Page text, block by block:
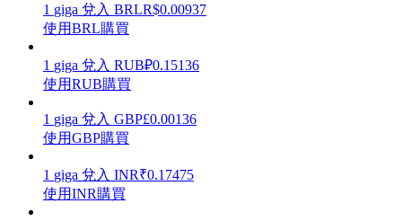
增值寶
1 giga 兌入 BRLR$0.00937
使用BRL購買
1 giga 兌入 RUB₽0.15136
使用RUB購買
1 giga 兌入 GBP£0.00136
使用GBP購買
1 giga 兌入 INR₹0.17475
使用INR購買